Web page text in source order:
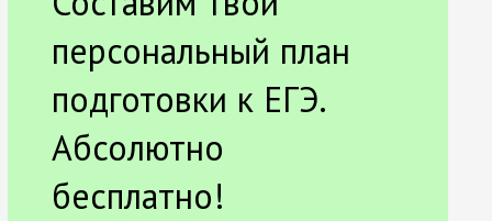
персональный план
подготовки к ЕГЭ.
Абсолютно
бесплатно!